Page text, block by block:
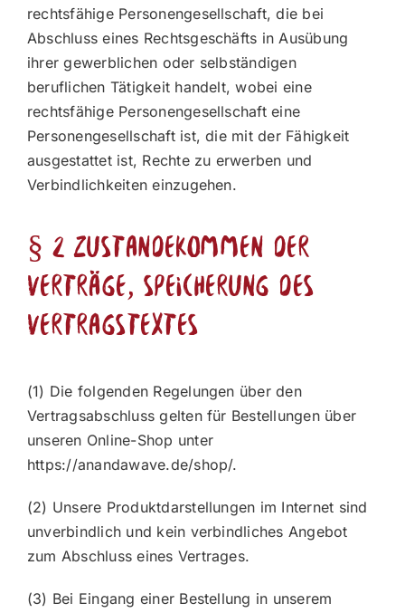
rechtsfähige Personengesellschaft, die bei
Abschluss eines Rechtsgeschäfts in Ausübung
ihrer gewerblichen oder selbständigen
beruflichen Tätigkeit handelt, wobei eine
rechtsfähige Personengesellschaft eine
Personengesellschaft ist, die mit der Fähigkeit
ausgestattet ist, Rechte zu erwerben und
Verbindlichkeiten einzugehen.
§ 2 Zustandekommen der
Verträge, Speicherung des
Vertragstextes
(1) Die folgenden Regelungen über den
Vertragsabschluss gelten für Bestellungen über
unseren Online-Shop unter
https://anandawave.de/shop/.
(2) Unsere Produktdarstellungen im Internet sind
unverbindlich und kein verbindliches Angebot
zum Abschluss eines Vertrages.
(3) Bei Eingang einer Bestellung in unserem